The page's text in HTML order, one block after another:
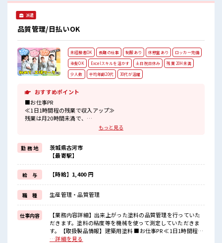
派遣
品質管理/日払いOK
未経験者OK 長期の仕事 制服あり 休憩室あり
ロッカー完備
染髪OK
Excelスキルを活かす 土日祝日休み
残業 20H未満
少人数
平均年齢20代 30代が活躍
おすすめポイント
■お仕事PR
≪1日1時間程の残業で収入アップ≫
残業は月20時間未満で、
家族や友人と一緒にプライベート満喫！
≪髪型自由≫
基本的に髪色自由で明るすぎたり奇抜でなければOKです！
(規定有)≪動きやすい制服アリ≫
制服があるので、
毎日の服装の悩み解消♪
≪初めての仕事だけど自分にもできそう≫
新しいことにチャレンジするのは不安だけど、
しっかり働く環境が整っています！
イチからスキルUP・ステップUP目指していきましょう！
■職場の雰囲気
一緒に働く仲間ともなじみやすい少人数の職場☆
もっと見る
勤 務 地
茨城県古河市
【最寄駅】
給 与 【時給】1,400 円
職 種 生産管理・品質管理
仕事内容
【業務内容詳細】出来上がった塗料の品質管理を行っていた
だきます。塗料の粘度等を機械を使って測定していただきま
す。【取扱製品情報】建築用塗料 ■お仕事PR ≪1日1時間程の
残業で収入アップ≫ 残業は月20時間未満で、 ほどよく稼げま
…詳細を見る